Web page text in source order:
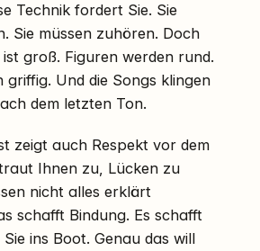
Technik fordert Sie. Sie
Sie müssen zuhören. Doch
groß. Figuren werden rund.
griffig. Und die Songs klingen
dem letzten Ton.
zeigt auch Respekt vor dem
Ihnen zu, Lücken zu
nicht alles erklärt
schafft Bindung. Es schafft
ins Boot. Genau das will